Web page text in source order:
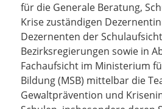
für die Generale Beratung,
Krise zuständigen
Dezernenten der
Bezirksregierungen sowie in
Fachaufsicht im Ministerium
Bildung (MSB) mittelbar die
Gewaltprävention und